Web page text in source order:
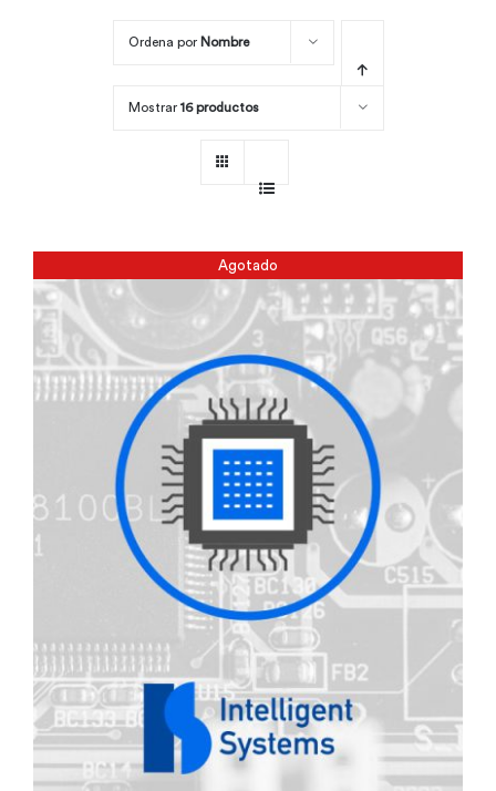
Ordena por Nombre
Mostrar 16 productos
Agotado